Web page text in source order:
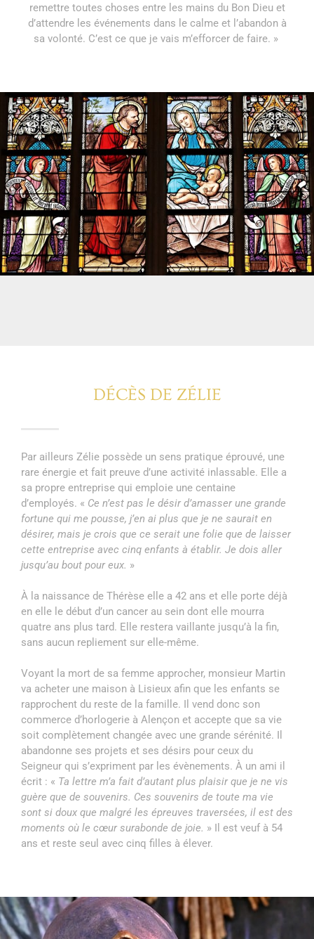
remettre toutes choses entre les mains du Bon Dieu et
d’attendre les événements dans le calme et l’abandon à
sa volonté. C’est ce que je vais m’efforcer de faire. »
DÉCÈS DE ZÉLIE
Par ailleurs Zélie possède un sens pratique éprouvé, une
rare énergie et fait preuve d’une activité inlassable. Elle a
sa propre entreprise qui emploie une centaine
d’employés. « Ce n’est pas le désir d’amasser une grande
fortune qui me pousse, j’en ai plus que je ne saurait en
désirer, mais je crois que ce serait une folie que de laisser
cette entreprise avec cinq enfants à établir. Je dois aller
jusqu’au bout pour eux. »
À la naissance de Thérèse elle a 42 ans et elle porte déjà
en elle le début d’un cancer au sein dont elle mourra
quatre ans plus tard. Elle restera vaillante jusqu’à la fin,
sans aucun repliement sur elle-même.
Voyant la mort de sa femme approcher, monsieur Martin
va acheter une maison à Lisieux afin que les enfants se
rapprochent du reste de la famille. Il vend donc son
commerce d’horlogerie à Alençon et accepte que sa vie
soit complètement changée avec une grande sérénité. Il
abandonne ses projets et ses désirs pour ceux du
Seigneur qui s’expriment par les évènements. À un ami il
écrit : « Ta lettre m’a fait d’autant plus plaisir que je ne vis
guère que de souvenirs. Ces souvenirs de toute ma vie
sont si doux que malgré les épreuves traversées, il est des
moments où le cœur surabonde de joie. » Il est veuf à 54
ans et reste seul avec cinq filles à élever.